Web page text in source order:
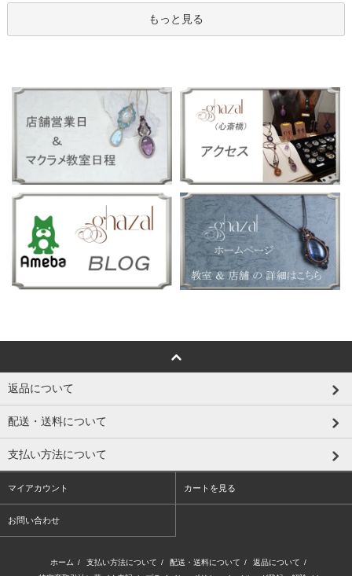
もっと見る
返品について
配送・送料について
支払い方法について
マイアカウント カートを見る
お問い合わせ
ホーム / 支払い方法について / 配送・送料について / 返品について /